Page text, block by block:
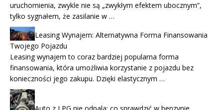
uruchomienia, zwykle nie są „zwykłym efektem ubocznym”,
tylko sygnałem, że zasilanie w …
Leasing Wynajem: Alternatywna Forma Finansowania
Twojego Pojazdu
Leasing wynajem to coraz bardziej popularna forma
finansowania, która umożliwia korzystanie z pojazdu bez
konieczności jego zakupu. Dzięki elastycznym …